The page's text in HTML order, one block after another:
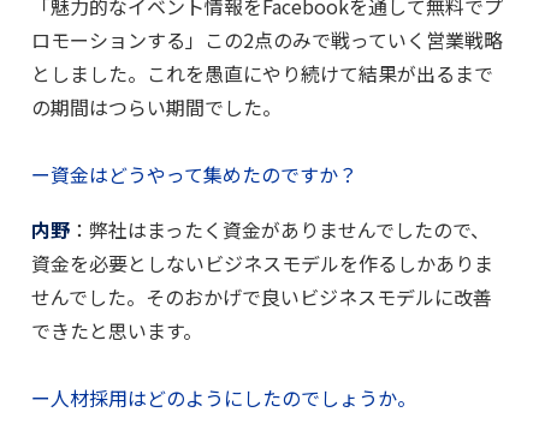
「魅力的なイベント情報をFacebookを通して無料でプ
ロモーションする」この2点のみで戦っていく営業戦略
としました。これを愚直にやり続けて結果が出るまで
の期間はつらい期間でした。
ー資金はどうやって集めたのですか？
内野 ：弊社はまったく資金がありませんでしたので、
資金を必要としないビジネスモデルを作るしかありま
せんでした。そのおかげで良いビジネスモデルに改善
できたと思います。
ー人材採用はどのようにしたのでしょうか。